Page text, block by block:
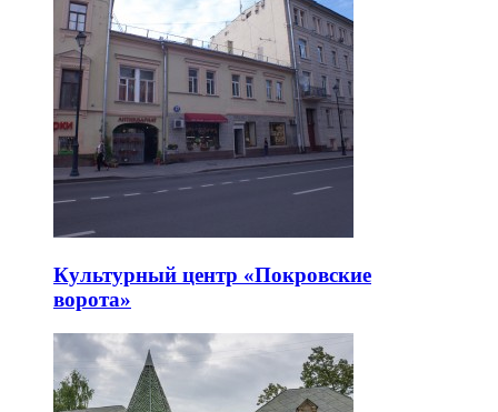
Культурный центр «Покровские
ворота»